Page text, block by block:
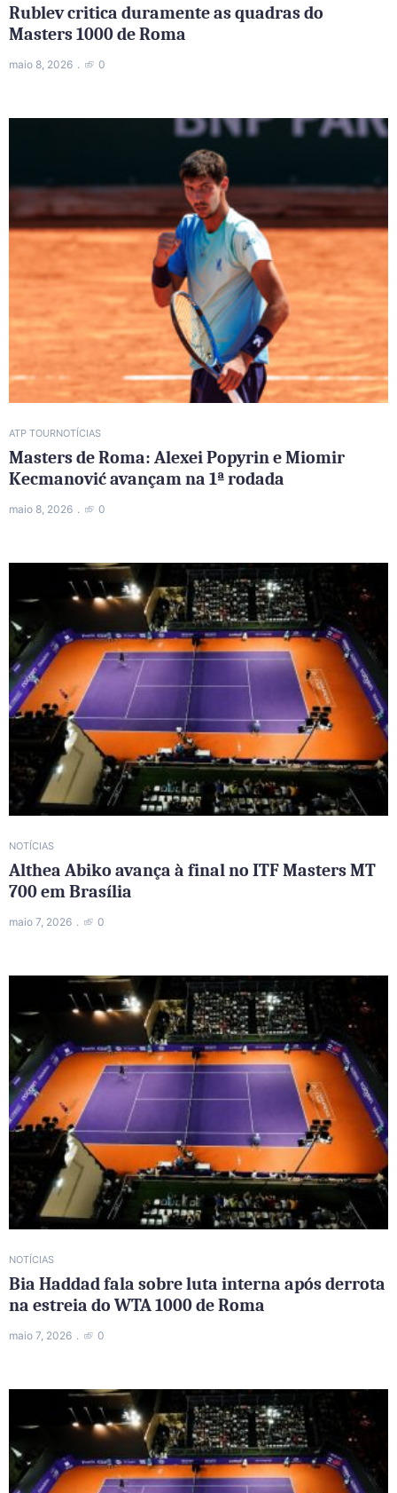
Rublev critica duramente as quadras do
Masters 1000 de Roma
maio 8, 2026 0
ATP TOURNOTÍCIAS
Masters de Roma: Alexei Popyrin e Miomir
Kecmanović avançam na 1ª rodada
maio 8, 2026 0
NOTÍCIAS
Althea Abiko avança à final no ITF Masters MT
700 em Brasília
maio 7, 2026 0
NOTÍCIAS
Bia Haddad fala sobre luta interna após derrota
na estreia do WTA 1000 de Roma
maio 7, 2026 0